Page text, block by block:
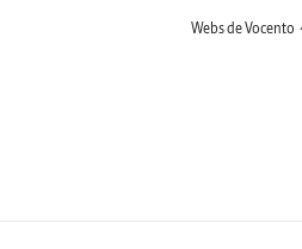
Webs de Vocento